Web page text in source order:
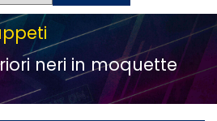
neri in moquette